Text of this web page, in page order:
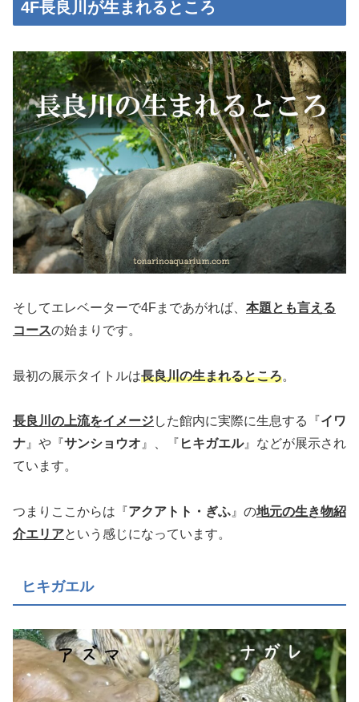
4F長良川が生まれるところ
そしてエレベーターで4Fまであがれば、 本題とも言える
コースの始まりです。
最初の展示タイトルは長良川の生まれるところ。
長良川の上流をイメージした館内に実際に生息する『イワ
ナ』や『サンショウオ』、『 ヒキガエル』などが展示され
ています。
つまりここからは『アクアトト・ぎふ 』の地元の生き物紹
介エリアという感じになっています。
ヒキガエル